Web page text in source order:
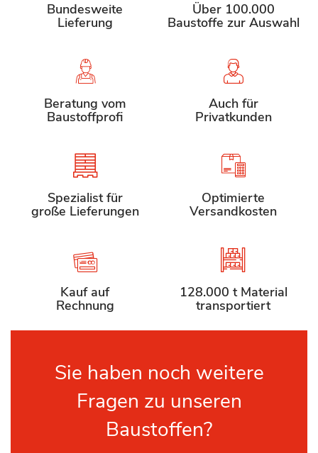
Bundesweite
Lieferung
Über 100.000
Baustoffe zur Auswahl
Beratung vom
Baustoffprofi
Auch für
Privatkunden
Spezialist für
große Lieferungen
Optimierte
Versandkosten
Kauf auf
Rechnung
128.000 t Material
transportiert
Sie haben noch weitere
Fragen zu unseren
Baustoffen?